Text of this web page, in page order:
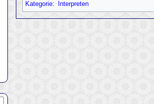
Kategorie: Interpreten